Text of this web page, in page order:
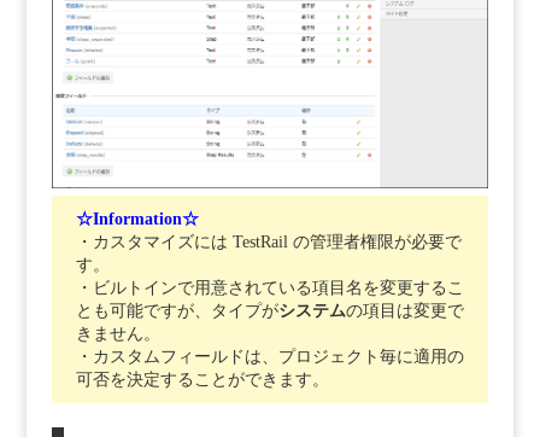
☆Information☆
・カスタマイズには TestRail の管理者権限が必要で
す。
・ビルトインで用意されている項目名を変更するこ
とも可能ですが、タイプがシステムの項目は変更で
きません。
・カスタムフィールドは、プロジェクト毎に適用の
可否を決定することができます。